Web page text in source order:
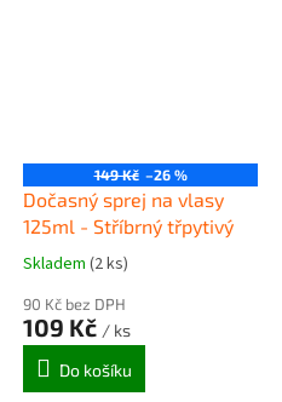
149 Kč –26 %
Dočasný sprej na vlasy
125ml - Stříbrný třpytivý
Průměrné
produktu
je
5,0
Skladem (2 ks)
90 Kč bez DPH
109 Kč / ks
Do košíku